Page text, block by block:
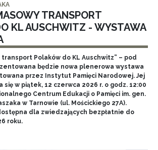
TRANSPORT
KL AUSCHWITZ - WYSTAWA
transport Polaków do KL Auschwitz” – pod
będzie nowa plenerowa wystawa
przez Instytut Pamięci Narodowej. Jej
się w piątek, 12 czerwca 2026 r. o godz. 12:00
Centrum Edukacji o Pamięci im. gen.
w Tarnowie (ul. Mościckiego 27A).
dla zwiedzających bezpłatnie do
roku.